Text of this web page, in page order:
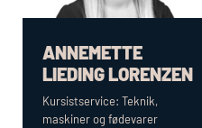
ANNEMETTE
LIEDING LORENZEN
Kursistservice: Teknik,
maskiner og fødevarer